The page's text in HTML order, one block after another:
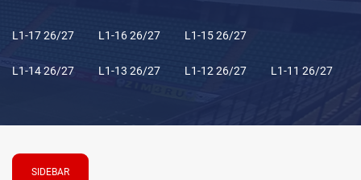
L1-17 26/27 L1-16 26/27 L1-15 26/27
L1-14 26/27 L1-13 26/27 L1-12 26/27 L1-11 26/27
SIDEBAR